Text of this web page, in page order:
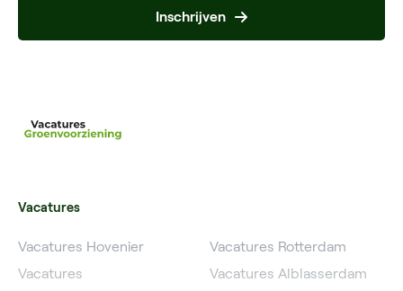
Inschrijven
Vacatures
Vacatures Hovenier
Vacatures
Vacatures Rotterdam
Vacatures Alblasserdam